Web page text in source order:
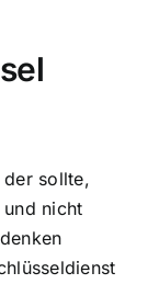
der sollte,
nicht